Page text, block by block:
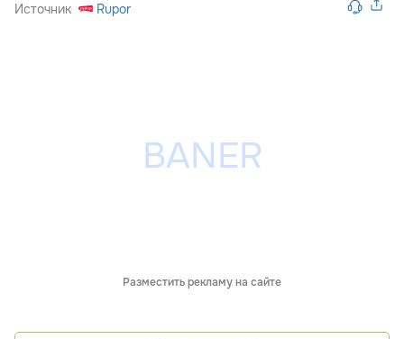
Источник Rupor
Разместить рекламу на сайте